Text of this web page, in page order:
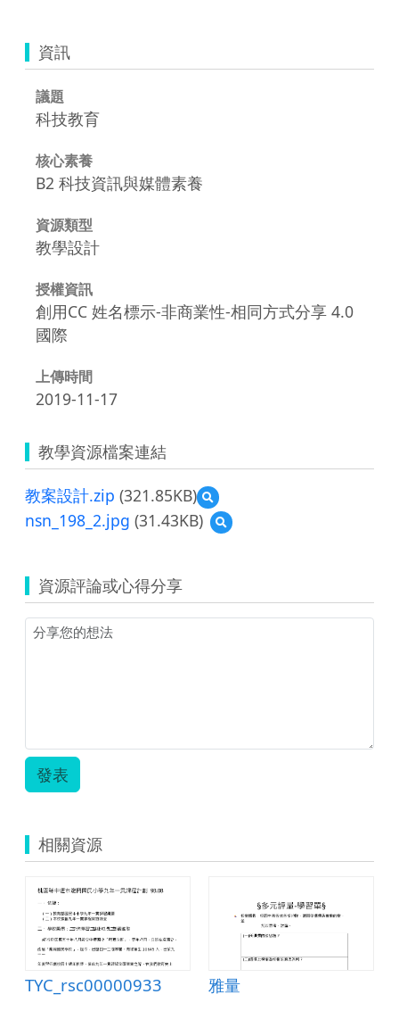
資訊
議題
科技教育
核心素養
B2 科技資訊與媒體素養
資源類型
教學設計
授權資訊
創用CC 姓名標示-非商業性-相同方式分享 4.0
國際
上傳時間
2019-11-17
教學資源檔案連結
教案設計.zip (321.85KB)
預
覽
教
nsn_198_2.jpg (31.43KB)
預
覽
資源評論或心得分享
發表
相關資源
TYC_rsc00000933 雅量